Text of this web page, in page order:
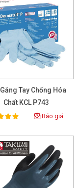
Tay Chống Hóa
Chất KCL P743
Rating: Báo giá